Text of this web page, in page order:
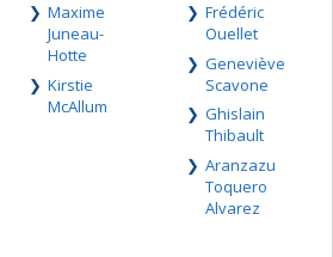
Maxime
Juneau-
Hotte
Kirstie
McAllum
Frédéric
Ouellet
Geneviève
Scavone
Ghislain
Thibault
Aranzazu
Toquero
Alvarez